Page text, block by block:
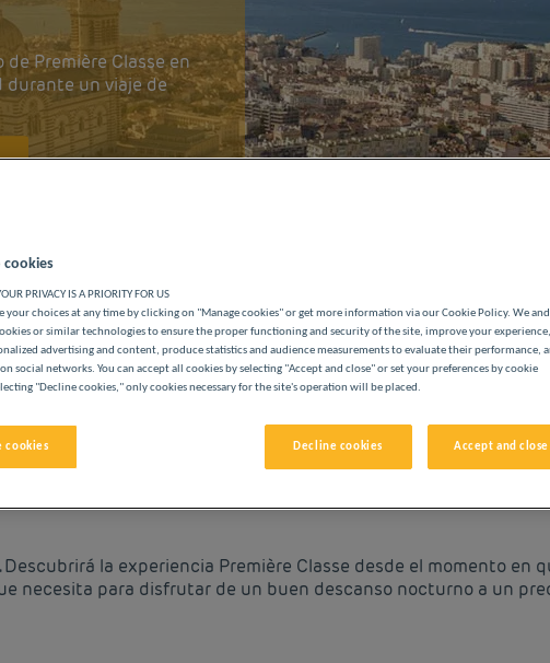
Première Classe en
durante un viaje de
PREMIÈRE CLASSE
BAJOS EN MARSELLA
la experiencia Première Classe desde el momento en
necesita para disfrutar de un buen descanso nocturno a un
cookies
PRIVACY IS A PRIORITY FOR US
your choices at any time by clicking on "Manage cookies" or get more information via our Cookie Policy. We and
or similar technologies to ensure the proper functioning and security of the site, improve your experience,
advertising and content, produce statistics and audience measurements to evaluate their performance,
social networks. You can accept all cookies by selecting "Accept and close" or set your preferences by cookie
"Decline cookies," only cookies necessary for the site's operation will be placed.
cookies Decline cookies Accept and close